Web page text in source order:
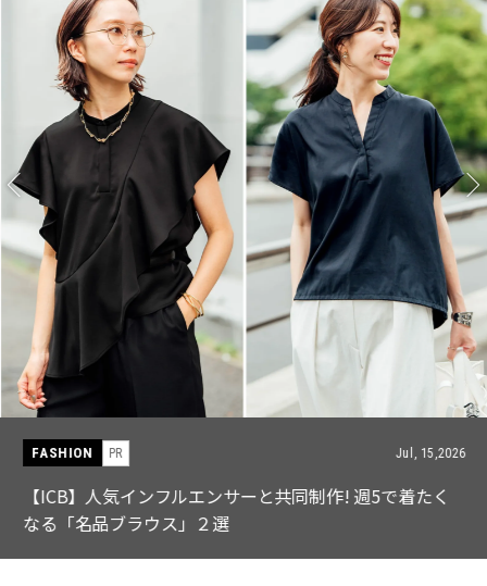
FASHION PR Jul, 15,2026
【ICB】人気インフルエンサーと共同制作! 週5で着たく
なる「名品ブラウス」２選